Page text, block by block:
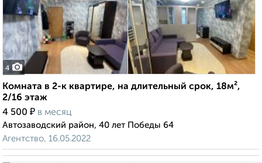
4
Комната в 2-к квартире, на длительный срок, 18м²,
2/16 этаж
4 500 ₽ в месяц
Автозаводский район, 40 лет Победы 64
Агентство, 16.05.2022